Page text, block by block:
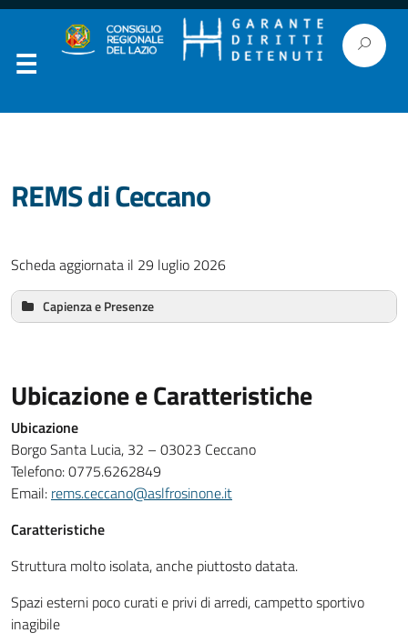
REMS di Ceccano
Scheda aggiornata il 29 luglio 2026
Capienza e Presenze
Ubicazione e Caratteristiche
Ubicazione
Borgo Santa Lucia, 32 – 03023 Ceccano
Telefono: 0775.6262849
Email: rems.ceccano@aslfrosinone.it
Caratteristiche
Struttura molto isolata, anche piuttosto datata.
Spazi esterni poco curati e privi di arredi, campetto sportivo
inagibile